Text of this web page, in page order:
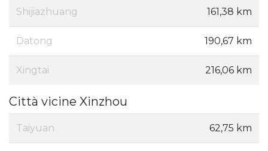
Shijiazhuang 161,38 km
Datong 190,67 km
Xingtai 216,06 km
Città vicine Xinzhou
Taiyuan 62,75 km